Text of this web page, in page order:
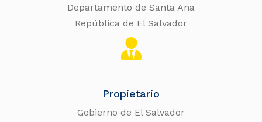
Departamento de Santa Ana
República de El Salvador
Propietario
Gobierno de El Salvador